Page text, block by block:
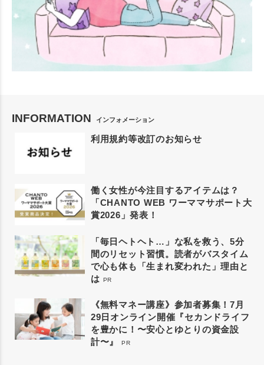
INFORMATION インフォメーション
利用規約等改訂のお知らせ
働く女性が今注目するアイテムは？
「CHANTO WEB ワーママサポート大
賞2026」発表！
「毎日ヘトヘト…」な私を救う、5分
間のリセット習慣。読者がバスタイム
で心も体も「生まれ変われた」理由と
は PR
《無料マネー講座》参加者募集！7月
29日オンライン開催『セカンドライフ
を豊かに！〜安心とゆとりの資金設
計〜』
PR